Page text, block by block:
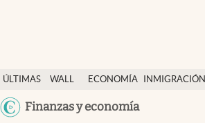
ÚLTIMAS
NOTICIAS
WALL
ECONOMÍA INMIGRACIÓN
Finanzas y economía
Finanzas y economía
Wall Street y dólar